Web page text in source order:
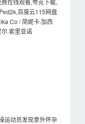
在线观看,夸克下载,
ed2k,百度云115网盘
Co / 简妮卡·加西
·索里亚诺
运动员发现意外怀孕